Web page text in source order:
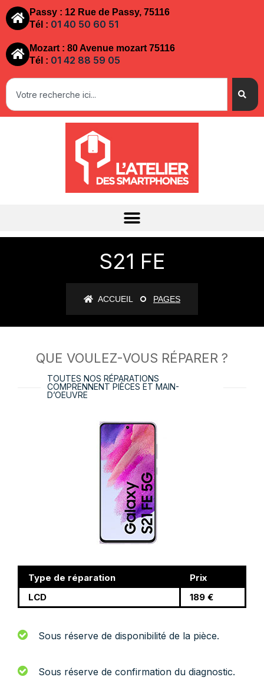
Passy : 12 Rue de Passy, 75116
Tél : 01 40 50 60 51
Mozart : 80 Avenue mozart 75116
Tél : 01 42 88 59 05
S21 FE
ACCUEIL PAGES
QUE VOULEZ-VOUS RÉPARER ?
TOUTES NOS RÉPARATIONS
COMPRENNENT PIÈCES ET MAIN-
D’OEUVRE
Type de réparation
Prix
LCD
189 €
Sous réserve de disponibilité de la pièce.
Sous réserve de confirmation du diagnostic.